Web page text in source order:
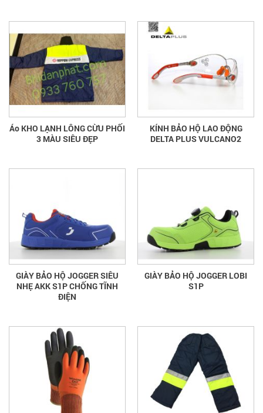
Áo KHO LẠNH LÔNG CỪU PHỐI
3 MÀU SIÊU ĐẸP
KÍNH BẢO HỘ LAO ĐỘNG
DELTA PLUS VULCANO2
GIÀY BẢO HỘ JOGGER SIÊU
NHẸ AKK S1P CHỐNG TĨNH
ĐIỆN
GIÀY BẢO HỘ JOGGER LOBI
S1P